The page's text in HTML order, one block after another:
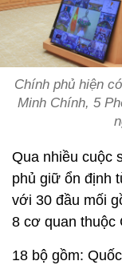
Chính phủ hiện
Minh Chính, 5
Qua nhiều cuộc
phủ giữ ổn định
với 30 đầu mối
8 cơ quan thuộc
18 bộ gồm: